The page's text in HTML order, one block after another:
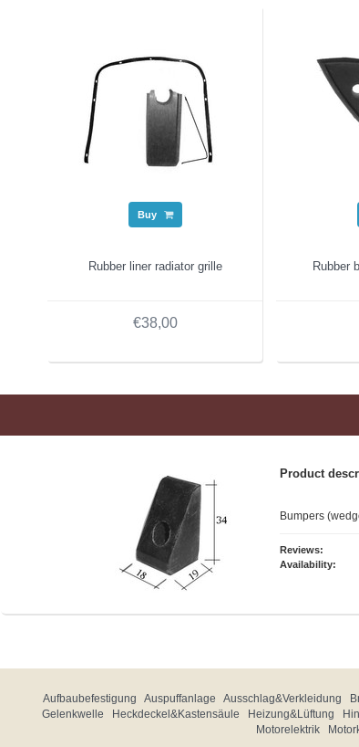
Buy
Rubber liner radiator grille
€38,00
Rubber
Product
Bumpers
Reviews:
Availability:
Aufbaubefestigung Auspuffanlage Ausschlag&Verkleidung
Gelenkwelle
Heckdeckel&Kastensäule Heizung&Lüftung
Motorelektrik